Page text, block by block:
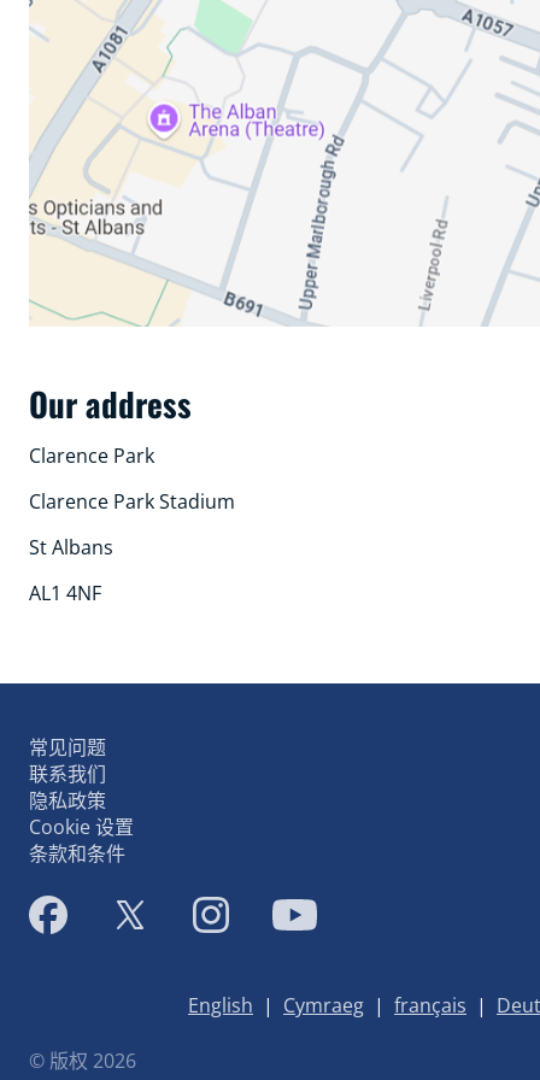
Our address
Clarence Park
Clarence Park Stadium
St Albans
AL1 4NF
常见问题
联系我们
隐私政策
Cookie 设置
条款和条件
English | Cymraeg | français |
© 版权 2026